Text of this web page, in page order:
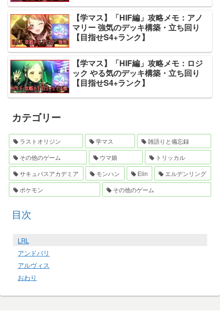
【学マス】「HIF編」攻略メモ：アノ
マリー 強気のデッキ構築・立ち回り
【目指せS4+ランク】
【学マス】「HIF編」攻略メモ：ロジ
ック やる気のデッキ構築・立ち回り
【目指せS4+ランク】
カテゴリー
ラストオリジン 学マス
雑語りと備忘録
その他のゲーム
ウマ娘
トリッカル
サキュバスアカデミア
モンハン Elin
エルデンリング
ポケモン
その他のゲーム
目次
LRL
アンドバリ
アルヴィス
おわり